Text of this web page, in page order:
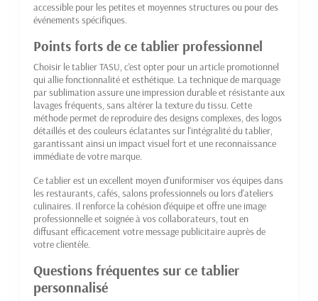
accessible pour les petites et moyennes structures ou pour des
événements spécifiques.
Points forts de ce tablier professionnel
Choisir le tablier TASU, c'est opter pour un article promotionnel
qui allie fonctionnalité et esthétique. La technique de marquage
par sublimation assure une impression durable et résistante aux
lavages fréquents, sans altérer la texture du tissu. Cette
méthode permet de reproduire des designs complexes, des logos
détaillés et des couleurs éclatantes sur l'intégralité du tablier,
garantissant ainsi un impact visuel fort et une reconnaissance
immédiate de votre marque.
Ce tablier est un excellent moyen d'uniformiser vos équipes dans
les restaurants, cafés, salons professionnels ou lors d'ateliers
culinaires. Il renforce la cohésion d'équipe et offre une image
professionnelle et soignée à vos collaborateurs, tout en
diffusant efficacement votre message publicitaire auprès de
votre clientèle.
Questions fréquentes sur ce tablier
personnalisé